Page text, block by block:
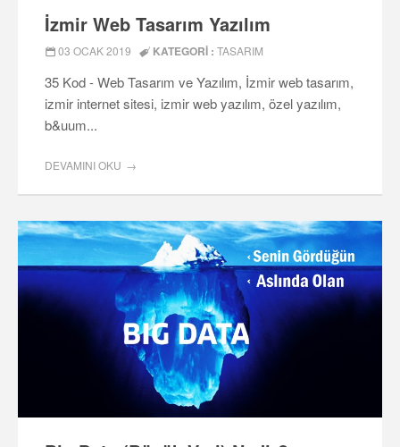
İzmir Web Tasarım Yazılım
03 OCAK 2019 KATEGORI : TASARIM
35 Kod - Web Tasarım ve Yazılım, İzmir web tasarım,
izmir internet sitesi, izmir web yazılım, özel yazılım,
b&uum...
DEVAMINI OKU